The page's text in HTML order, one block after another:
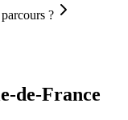
?
de-France